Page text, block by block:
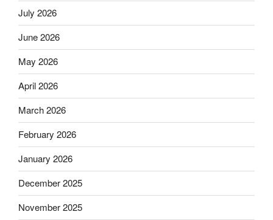
July 2026
June 2026
May 2026
April 2026
March 2026
February 2026
January 2026
December 2025
November 2025